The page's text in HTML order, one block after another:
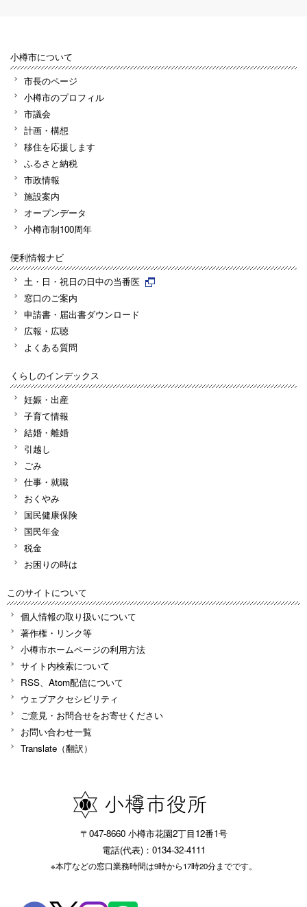
小樽市について
市長のページ
小樽市のプロフィル
市議会
計画・構想
移住を応援します
ふるさと納税
市政情報
施設案内
オープンデータ
小樽市制100周年
便利情報ナビ
土・日・祝日の日中の当番医
窓口のご案内
申請書・届出書ダウンロード
広報・広聴
よくある質問
くらしのインデックス
妊娠・出産
子育て情報
結婚・離婚
引越し
ごみ
仕事・就職
おくやみ
国民健康保険
国民年金
税金
お困りの時は
このサイトについて
個人情報の取り扱いについて
著作権・リンク等
小樽市ホームページの利用方法
サイト内検索について
RSS、Atom配信について
ウェブアクセシビリティ
ご意見・お問合せをお寄せください
お問い合わせ一覧
Translate（翻訳）
〒047-8660 小樽市花園2丁目12番1号
電話(代表)：0134-32-4111
※本庁などの窓口業務時間は9時から17時20分までです。